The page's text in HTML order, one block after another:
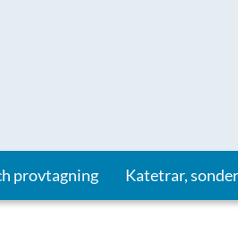
provtagning Katetrar,